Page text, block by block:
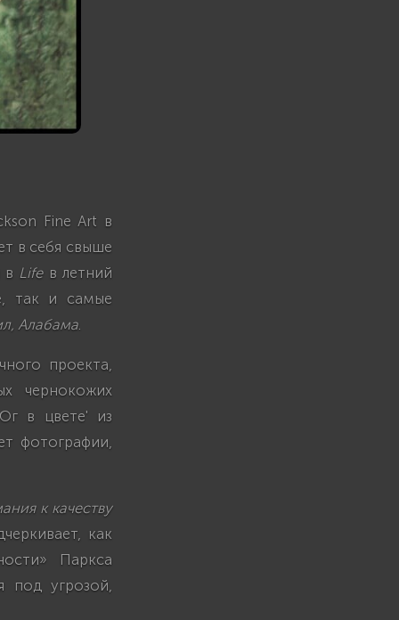
Fine Art в
в себя свыше
в Lifeв летний
так и самые
Алабама.
проекта,
чернокожих
в цвете' из
фотографии,
к качеству
как
Паркса
под угрозой,